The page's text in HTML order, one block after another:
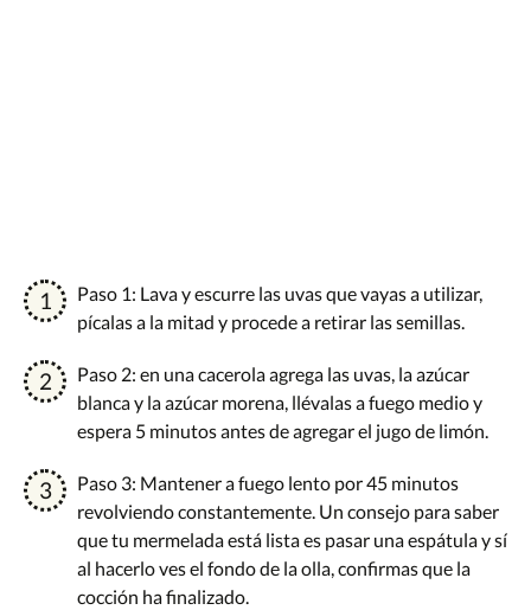
Paso 1: Lava y escurre las uvas que vayas a utilizar,
pícalas a la mitad y procede a retirar las semillas.
Paso 2: en una cacerola agrega las uvas, la azúcar
blanca y la azúcar morena, llévalas a fuego medio y
espera 5 minutos antes de agregar el jugo de limón.
Paso 3: Mantener a fuego lento por 45 minutos
revolviendo constantemente. Un consejo para saber
que tu mermelada está lista es pasar una espátula y sí
al hacerlo ves el fondo de la olla, confirmas que la
cocción ha finalizado.